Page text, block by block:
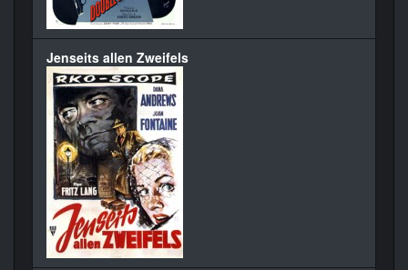
Jenseits allen Zweifels